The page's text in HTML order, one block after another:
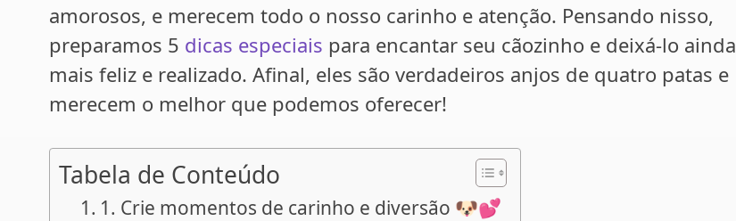
amorosos, e merecem todo o nosso carinho e atenção. Pensando nisso,
preparamos 5 dicas especiais para encantar seu cãozinho e deixá-lo ainda
mais feliz e realizado. Afinal, eles são verdadeiros anjos de quatro patas e
merecem o melhor que podemos oferecer!
Tabela de Conteúdo
1. Crie momentos de carinho e diversão 🐶💕